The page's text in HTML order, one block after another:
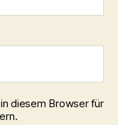
diesem Browser für